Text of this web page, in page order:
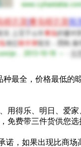
最全，价格最低
得乐、明日、爱
费带三件货供您选
，如果出现比商场